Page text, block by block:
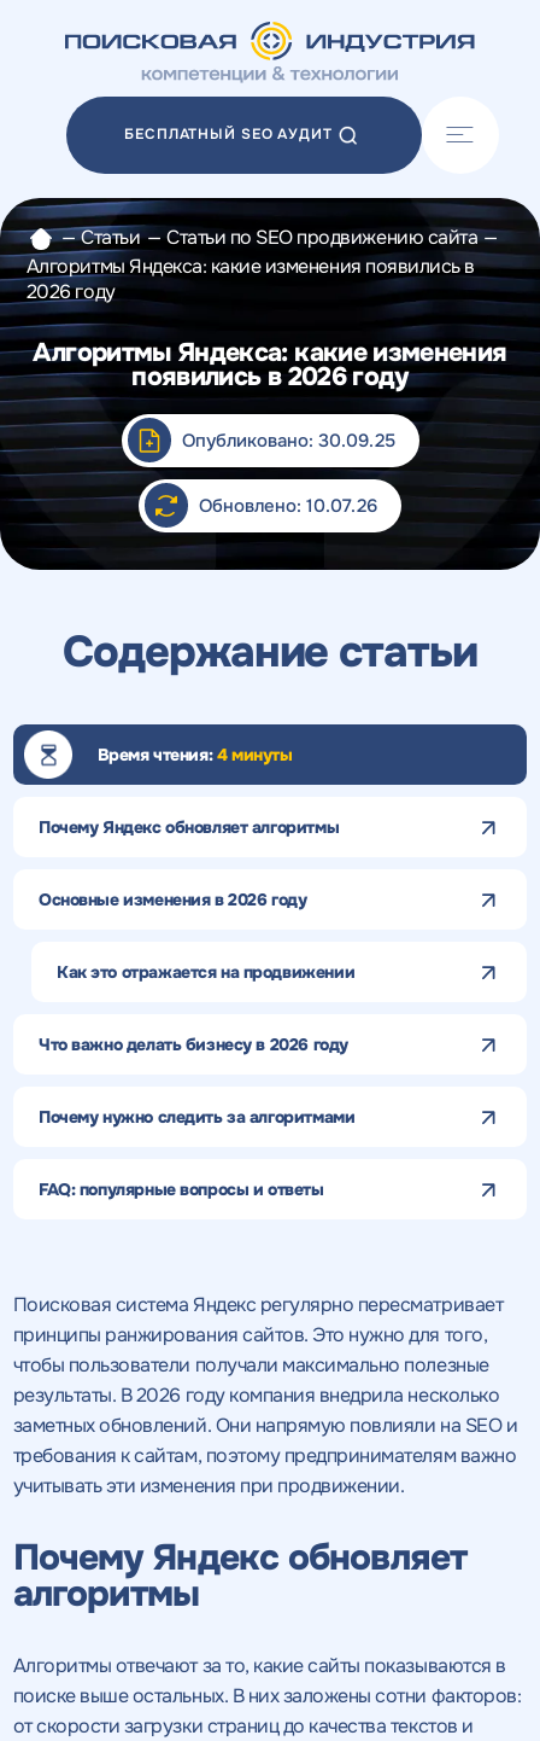
БЕСПЛАТНЫЙ SEO АУДИТ
Акции
Отзывы
Разработка сайтов
Разработка прототипов
Разработка контента
Реклама у блогеров
— Статьи — Статьи по SEO продвижению сайта —
Алгоритмы Яндекса: какие изменения появились в
2026 году
Алгоритмы Яндекса: какие изменения
появились в 2026 году
Опубликовано: 30.09.25
Обновлено: 10.07.26
Содержание статьи
Время чтения:4 минуты
Почему Яндекс обновляет алгоритмы
Основные изменения в 2026 году
Как это отражается на продвижении
Что важно делать бизнесу в 2026 году
Почему нужно следить за алгоритмами
FAQ: популярные вопросы и ответы
Поисковая система Яндекс регулярно пересматривает
принципы ранжирования сайтов. Это нужно для того,
чтобы пользователи получали максимально полезные
результаты. В 2026 году компания внедрила несколько
заметных обновлений. Они напрямую повлияли на SEO и
требования к сайтам, поэтому предпринимателям важно
учитывать эти изменения при продвижении.
Почему Яндекс обновляет
алгоритмы
Алгоритмы отвечают за то, какие сайты показываются в
поиске выше остальных. В них заложены сотни факторов:
от скорости загрузки страниц до качества текстов и